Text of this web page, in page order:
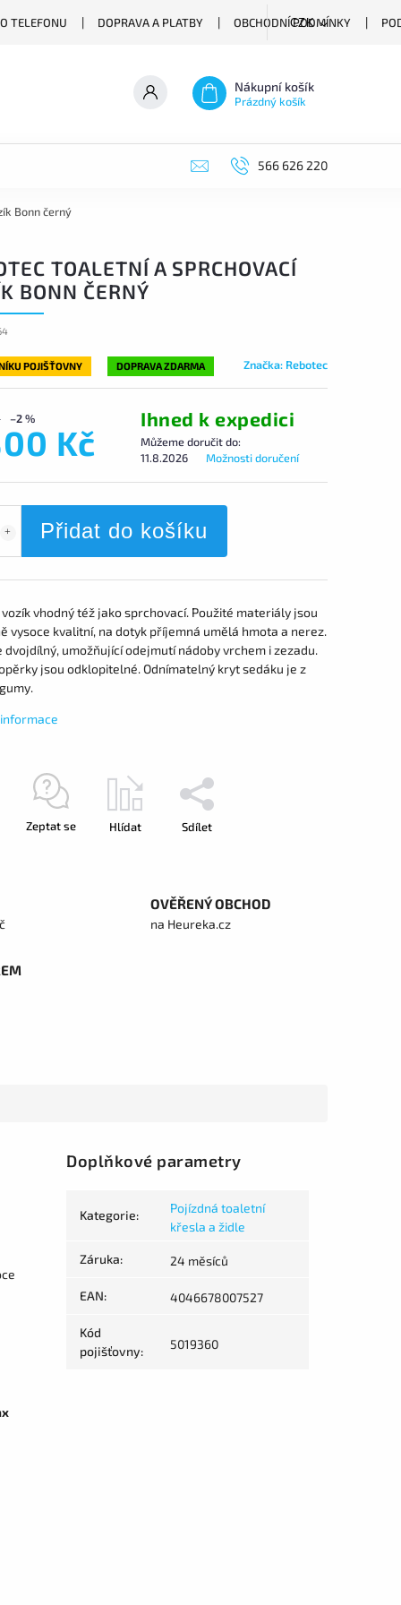
TELEFONU DOPRAVA A PLATBY OBCHODNÍ PODMÍNKY
CZK
Nákupní košík
Prázdný košík
566 626 220
Bonn černý
TOALETNÍ A SPRCHOVACÍ
BONN ČERNÝ
POJIŠŤOVNY DOPRAVA ZDARMA Značka: Rebotec
–2 %
Kč
Ihned k expedici
Můžeme doručit do:
11.8.2026
Možnosti doručení
Přidat do košíku
vhodný též jako sprchovací. Použité materiály jsou
vysoce kvalitní, na dotyk příjemná umělá hmota a nerez.
dvojdílný, umožňující odejmutí nádoby vrchem i zezadu.
jsou odklopitelné. Odnímatelný kryt sedáku je z
Zeptat se Hlídat Sdílet
OVĚŘENÝ OBCHOD
na Heureka.cz
Doplňkové parametry
Kategorie:
Pojízdná toaletní
křesla a židle
Záruka: 24 měsíců
EAN: 4046678007527
Kód
pojišťovny: 5019360